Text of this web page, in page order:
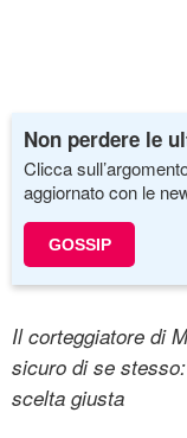
Non perdere le
Clicca
aggiornato con le
GOSSIP
Il corteggiatore di
sicuro di se
scelta giusta